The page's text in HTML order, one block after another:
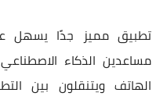
تطبيق مميز جدًا يسهل
مساعدين الذكاء